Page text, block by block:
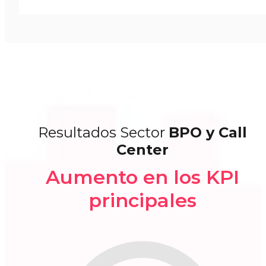
Resultados Sector BPO y Call
Center
Aumento en los KPI
principales